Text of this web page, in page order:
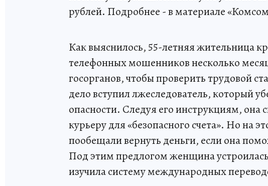
рублей. Подробнее - в материале
Как выяснилось, 55-летняя жительница
телефонных мошенников несколько
госорганов, чтобы проверить трудовой
дело вступил лжеследователь, который
опасности. Следуя его инструкциям, она
курьеру для «безопасного счета». Но на
пообещали вернуть деньги, если она
Под этим предлогом женщина
изучила систему международных